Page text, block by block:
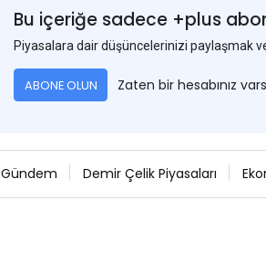
publication. This was a re-export of
Bu içeriğe sadece +plus
Piyasalara dair düşüncelerinizi paylaşmak
ABONE OLUN Zaten bir hesabınız
Gündem Demir Çelik Piyasaları